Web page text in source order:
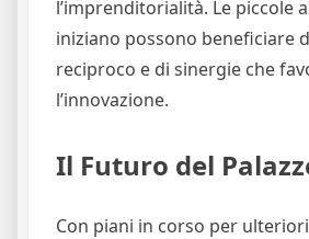
l’imprenditorialità. Le piccole
iniziano possono beneficiare
reciproco e di sinergie che
l’innovazione.
Il Futuro del
Con piani in corso per